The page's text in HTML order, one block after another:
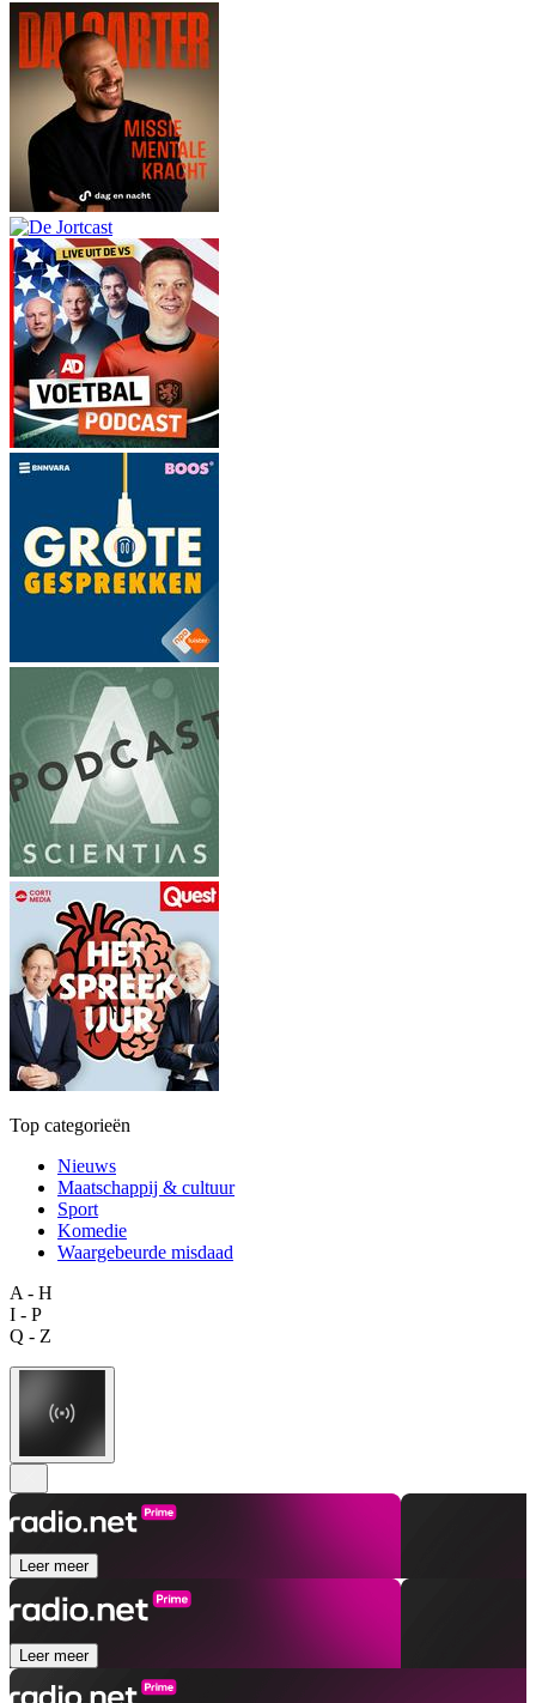
Top categorieën
Nieuws
Maatschappij & cultuur
Sport
Komedie
Waargebeurde misdaad
A - H
I - P
Q - Z
Leer meer
Leer meer